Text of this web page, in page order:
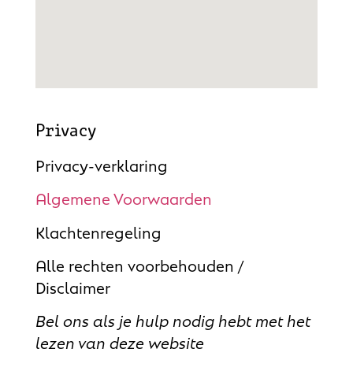
Privacy
Privacy-verklaring
Algemene Voorwaarden
Klachtenregeling
Alle rechten voorbehouden /
Disclaimer
Bel ons als je hulp nodig hebt met het
lezen van deze website